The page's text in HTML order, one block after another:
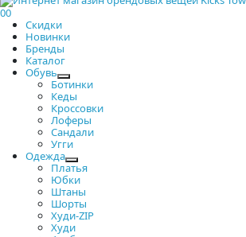
00
Скидки
Новинки
Бренды
Каталог
Обувь
Ботинки
Кеды
Кроссовки
Лоферы
Сандали
Угги
Одежда
Платья
Юбки
Штаны
Шорты
Худи-ZIP
Худи